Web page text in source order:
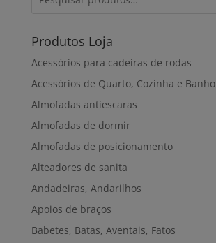
Produtos Loja
Acessórios para cadeiras de rodas
Acessórios de Quarto, Cozinha e Banho
Almofadas antiescaras
Almofadas de dormir
Almofadas de posicionamento
Alteadores de sanita
Andadeiras, Andarilhos
Apoios de braços
Babetes, Batas, Aventais, Fatos